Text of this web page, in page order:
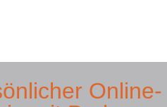
Online-